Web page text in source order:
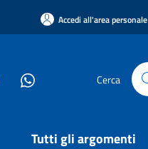
Accedi all'area personale
Cerca
Tutti gli argomenti